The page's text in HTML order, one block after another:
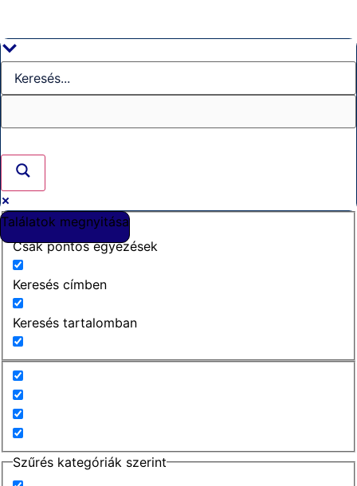
Találatok megnyitása
Csak pontos egyezések
Keresés címben
Keresés tartalomban
Szűrés kategóriák szerint